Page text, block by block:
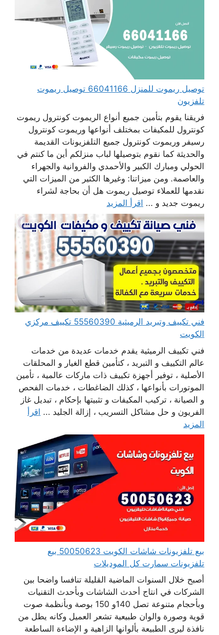
توصيل ريموت للمنزل 66041166 توصيل ريموت
تلفزيون
فريقنا يقوم بتأمين جميع أنواع الريموت كونترول ريموت
كونترول للمكيفات بمختلف أنواعها وريموت كونترول
رسيفر وريموت كونترول جميع التلفزيونات القديمة
والحديثة كما نقوم بتوصيلها لباب منزلكم أين ما كنتم في
الحولي ومبارك الكبير والأحمدي والفروانية والجهراء
والعاصمة. ومن ميزاتنا: وغيرها الكثير من الميزات التي
نقدمها للعملاء توصيل ريموت هل أن بحاجة لشراء
ريموت جديد و ... اقرأ المزيد
فني تكييف وتبريد الرميثية 55560390 تكييف مركزي
الكويت
فني تكييف الرميثية يقدم خدمات عديدة من خدمات
عالم التكييف و التبريد ، كتأمين قطع الغيار و المحلقات
الأصلية ، توفير أجهزة تكييف ذات ماركات عالمية ، تأمين
الموتورات بأنواعها ، كذلك الضاغطات ، خدمات الفحص
و الصيانة ، تركيب المكيفات و تثبيتها بإحكام ، تبديل غاز
الفريون و حل مشاكل التسريب ، إزالة الجليد ... اقرأ
المزيد
بيع تلفزيونات شاشات الكويت 50050623 بيع
تلفزيونات سمارت كل الموديلات
أصبح خلال السنوات الماضية القليلة تنافسا واضحا بين
الشركات في انتاج أحدث الشاشات وبأحدث التقنيات
وبأحجام متنوعة تصل 140و 150 بوصة وبأنظمة صوت
قوية وصورة والوان طبيعية تشعر العميل وكانه يطل من
نافذة ليرى الطبيعة بألوانها الزاهية و الإضاءة الساطعة